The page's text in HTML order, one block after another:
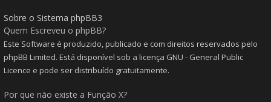
Sobre o Sistema phpBB3
Quem Escreveu o phpBB?
Este Software é produzido, publicado e com direitos reservados pelo
phpBB Limited. Está disponível sob a licença GNU - General Public
Licence e pode ser distribuído gratuitamente.
Por que não existe a Função X?